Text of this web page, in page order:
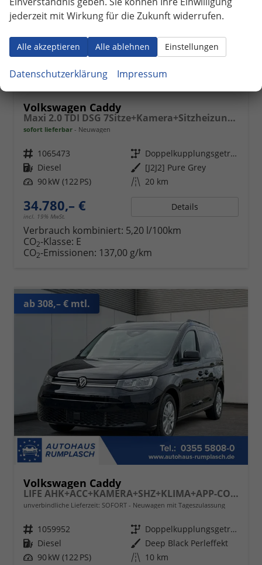
Volkswagen Caddy
Maxi 2.0 TDI DSG 7Sitze+Kamera+Sitzheizung+PDC vo+hi+ACC+Climatronic
sofort lieferbar Neuwagen
Fahrzeugnr. 1065473 Getriebe
Doppelkupplungsgetriebe (DSG)
Kraftstoff Diesel Außenfarbe [J2J2] Pure Grey
Leistung 90 kW (122 PS) Kilometerstand 20 km
34.780,– €
incl. 19% MwSt.
Details
Verbrauch kombiniert: 5,20 l/100km
CO2-Klasse: E
CO2-Emissionen: 137,00 g/km
ab 308,– € mtl.
Volkswagen Caddy
LIFE AHK+ACC+KAMERA+SHZ+KLIMA+APP-CONNECT
unverbindliche Lieferzeit: SOFORT Neuwagen mit Tageszulassung
Fahrzeugnr. 1059952 Getriebe
Doppelkupplungsgetriebe (DSG)
Kraftstoff Diesel Außenfarbe Deep Black Perleffekt
Leistung 90 kW (122 PS) Kilometerstand 10 km
jederzeit mit Wirkung für die Zukunft widerrufen.
Alle akzeptieren Alle ablehnen Einstellungen
Datenschutzerklärung Impressum